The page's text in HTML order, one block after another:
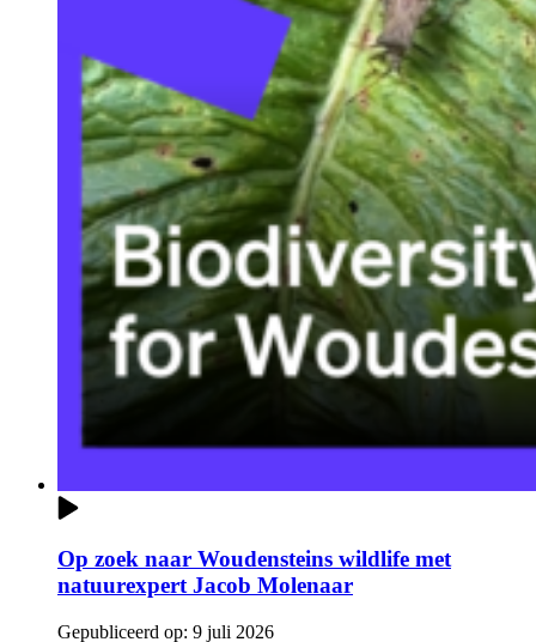
Op zoek naar Woudensteins wildlife met
natuurexpert Jacob Molenaar
Gepubliceerd op: 9 juli 2026